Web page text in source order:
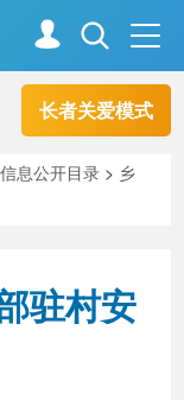
长者关爱模式
走进资阳
解读回应
信息公开目录 > 乡
驻村安